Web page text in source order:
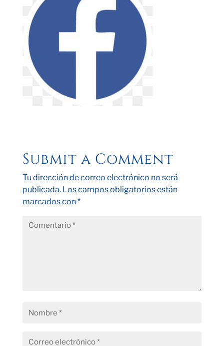
Submit a Comment
Tu dirección de correo electrónico no será
publicada. Los campos obligatorios están
marcados con*